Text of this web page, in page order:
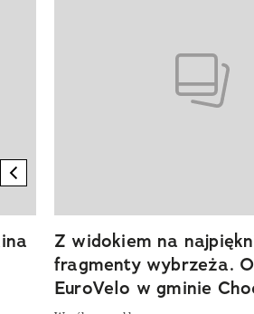
previous element
Z widokiem na
fragmenty wybrzeża.
EuroVelo w gminie